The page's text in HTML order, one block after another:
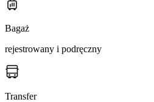
Bagaż
rejestrowany i podręczny
Transfer